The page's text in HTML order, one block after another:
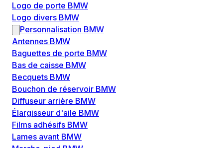
Logo de porte BMW
Logo divers BMW
Personnalisation BMW
Antennes BMW
Baguettes de porte BMW
Bas de caisse BMW
Becquets BMW
Bouchon de réservoir BMW
Diffuseur arrière BMW
Élargisseur d'aile BMW
Films adhésifs BMW
Lames avant BMW